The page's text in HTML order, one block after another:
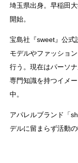
埼玉県出身。早稲田
開始。
宝島社『sweet』公式
モデルやファッショ
行う。現在はパーソ
専門知識を持つイメ
中。
アパレルブランド「
デルに留まらず活動の